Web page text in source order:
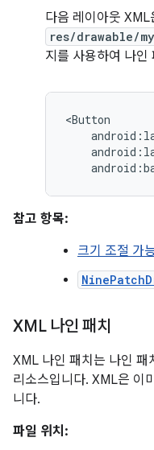
다음 레이아웃 XML
res/drawable/
지를 사용하여 나인
참고 항목:
크기 조절 가
XML 나인 패치
XML 나인 패치는 나인 패
리소스입니다. XML은 이
니다.
파일 위치: